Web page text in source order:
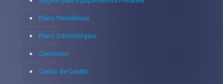
Plano Previdência
Plano Odontológico
Consórcio
Cartão de Crédito